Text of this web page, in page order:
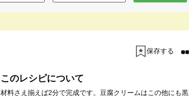
保存する
このレシピについて
材料さえ揃えば2分で完成です。豆腐クリームはこの他にも黒